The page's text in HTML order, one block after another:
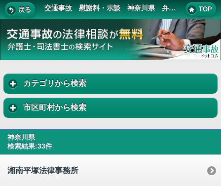
戻る 交通事故 慰謝料・示談 神奈川県 弁護士・司法書士 一覧 TOP
カテゴリから検索
市区町村から検索
神奈川県
検索結果:33件
湘南平塚法律事務所